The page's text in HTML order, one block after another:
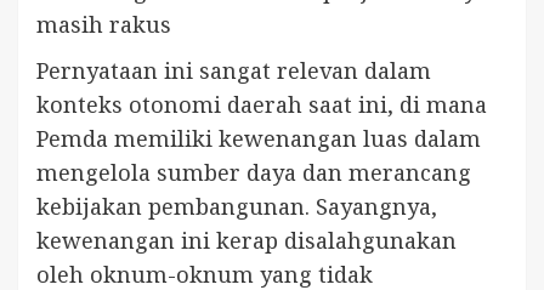
masih rakus
Pernyataan ini sangat relevan dalam
konteks otonomi daerah saat ini, di mana
Pemda memiliki kewenangan luas dalam
mengelola sumber daya dan merancang
kebijakan pembangunan. Sayangnya,
kewenangan ini kerap disalahgunakan
oleh oknum-oknum yang tidak